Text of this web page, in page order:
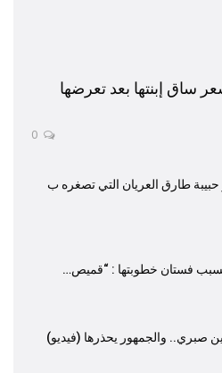
ساق إبنتها بعد تعرضها
طارق العريان التي تصغره ب
بسبب فستان خطوبتها : “قميص…
صبري.. والجمهور يحذرها (فيديو)